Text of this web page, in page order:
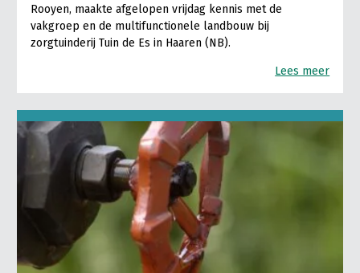
Rooyen, maakte afgelopen vrijdag kennis met de
vakgroep en de multifunctionele landbouw bij
zorgtuinderij Tuin de Es in Haaren (NB).
Lees meer